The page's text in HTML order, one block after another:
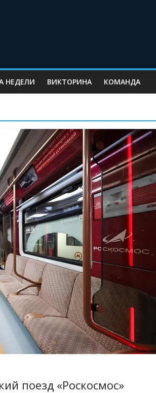
НЕДЕЛИ ВИКТОРИНА КОМАНДА
поезд «Роскосмос»